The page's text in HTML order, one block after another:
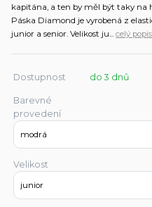
kapitána, a ten by měl být taky na
Páska Diamond je vyrobená z
junior a senior. Velikost ju... celý popis
Dostupnost do 3 dnů
Barevné
provedení
Velikost